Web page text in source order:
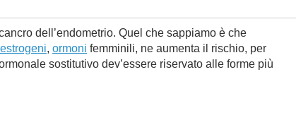
dell’endometrio. Quel che sappiamo è che
estrogeni, ormoni femminili, ne aumenta il rischio, per
sostitutivo dev’essere riservato alle forme più